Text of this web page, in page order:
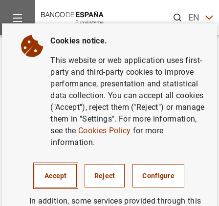
ENES
Home Information Desk
Back
Información para el Banco de
España - Taxonomía estados
financieros consolidados
reservados (reserv_FC_2018-
Disponible para declaraciones desde 2018-03
hasta 2020-03
Cookies notice.
This website or web application uses first-
party and third-party cookies to improve
performance, presentation and statistical
data collection. You can accept all cookies
("Accept"), reject them ("Reject") or manage
them in "Settings". For more information,
see the Cookies Policy for more
information.
Accept Reject Configure
In addition, some services provided through this